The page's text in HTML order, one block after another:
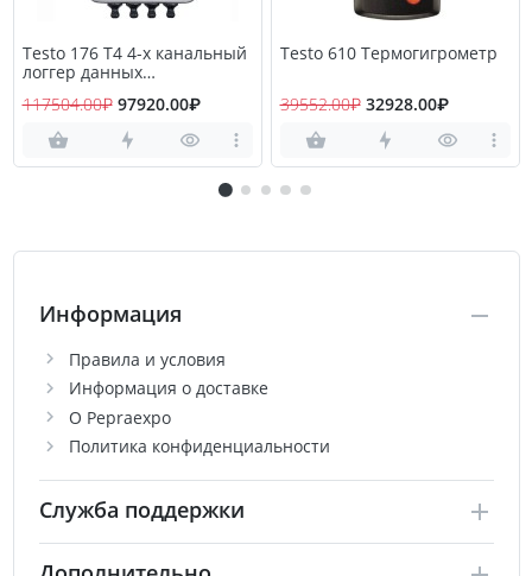
Testo 176 T4 4-х канальный
логгер данных
117504.00₽ 97920.00₽
Testo 610 Термогигрометр
39552.00₽ 32928.00₽
Информация
Правила и условия
Информация о доставке
О Pepraexpo
Политика конфиденциальности
Служба поддержки